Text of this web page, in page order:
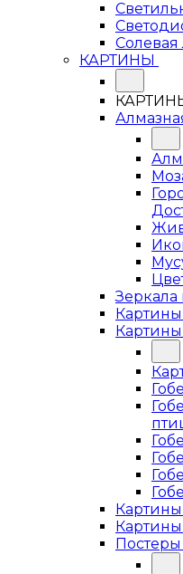
Солевая
КАРТИНЫ
Зеркала